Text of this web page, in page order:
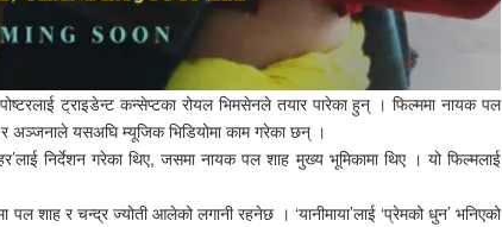
ट्राइडेन्ट कन्सेप्टका रोयल भिमसेनले तयार पारेका हुन् । फिल्ममा नायक पल
अञ्जनाले यसअघि म्यूजिक भिडियोमा काम गरेका छन् ।
निर्देशन गरेका थिए, जसमा नायक पल शाह मुख्य भूमिकामा थिए । यो फिल्मलाई
र चन्द्र ज्योती आलेको लगानी रहनेछ । ‘यानीमाया’लाई ‘प्रेमको धुन’ भनिएको